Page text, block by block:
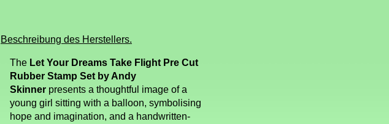
Beschreibung des Herstellers.
The Let Your Dreams Take Flight Pre Cut
Rubber Stamp Set by Andy
Skinner presents a thoughtful image of a
young girl sitting with a balloon, symbolising
hope and imagination, and a handwritten-